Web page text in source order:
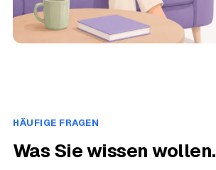
HÄUFIGE FRAGEN
Was Sie wissen wollen.